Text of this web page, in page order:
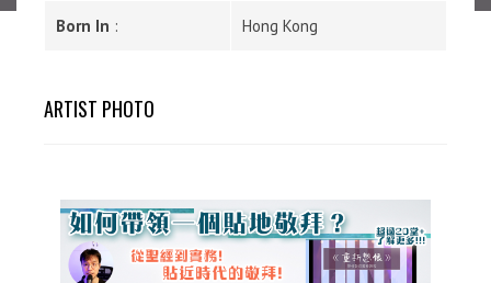
Born In : Hong Kong
ARTIST PHOTO